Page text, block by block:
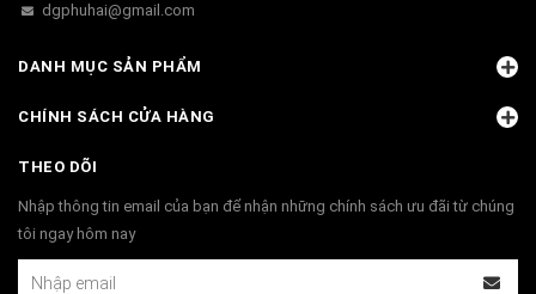
dgphuhai@gmail.com
DANH MỤC SẢN PHẨM
CHÍNH SÁCH CỬA HÀNG
THEO DÕI
Nhập thông tin email của bạn để nhận những chính sách ưu đãi từ chúng
tôi ngay hôm nay